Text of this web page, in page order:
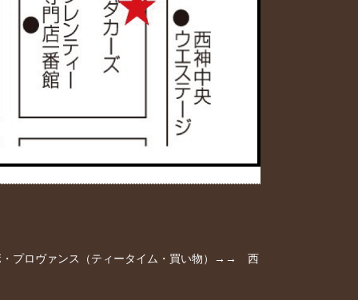
ロヴァンス（ティータイム・買い物）→→ 西